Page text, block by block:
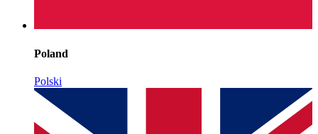
Poland
Polski